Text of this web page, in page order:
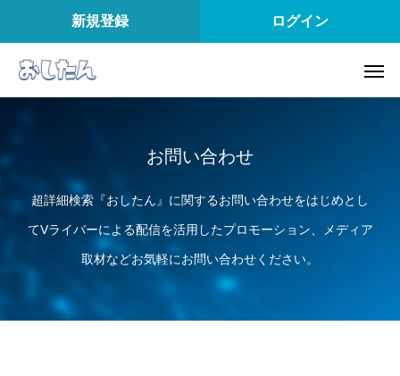
新規登録 ログイン
お問い合わせ
超詳細検索『おしたん』に関するお問い合わせをはじめとし
てVライバーによる配信を活用したプロモーション、メディア
取材などお気軽にお問い合わせください。